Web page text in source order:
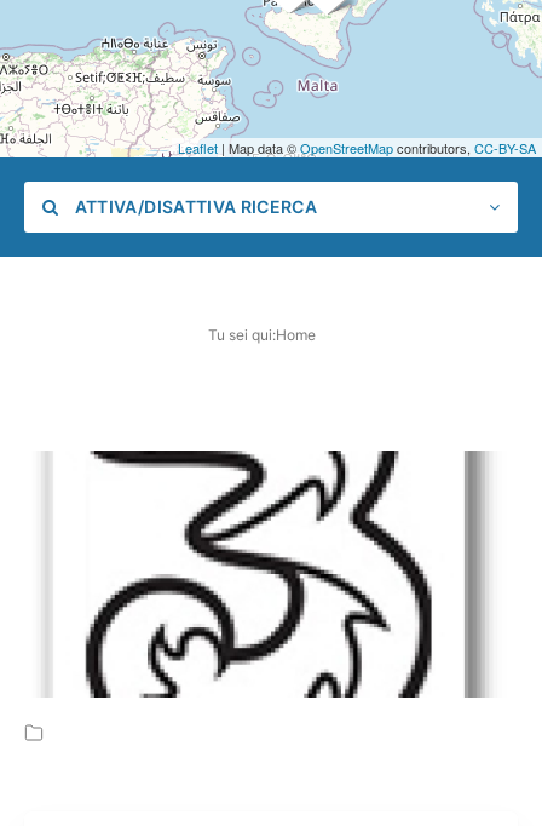
Leaflet | Map data ©OpenStreetMapcontributors, CC-BY-SA
ATTIVA/DISATTIVA RICERCA
Posizione
Cerca
Tu sei qui:Home